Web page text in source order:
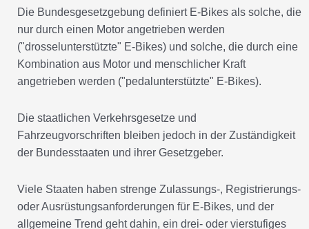
Die Bundesgesetzgebung definiert E-Bikes als solche, die
nur durch einen Motor angetrieben werden
("drosselunterstützte" E-Bikes) und solche, die durch eine
Kombination aus Motor und menschlicher Kraft
angetrieben werden ("pedalunterstützte" E-Bikes).
Die staatlichen Verkehrsgesetze und
Fahrzeugvorschriften bleiben jedoch in der Zuständigkeit
der Bundesstaaten und ihrer Gesetzgeber.
Viele Staaten haben strenge Zulassungs-, Registrierungs-
oder Ausrüstungsanforderungen für E-Bikes, und der
allgemeine Trend geht dahin, ein drei- oder vierstufiges